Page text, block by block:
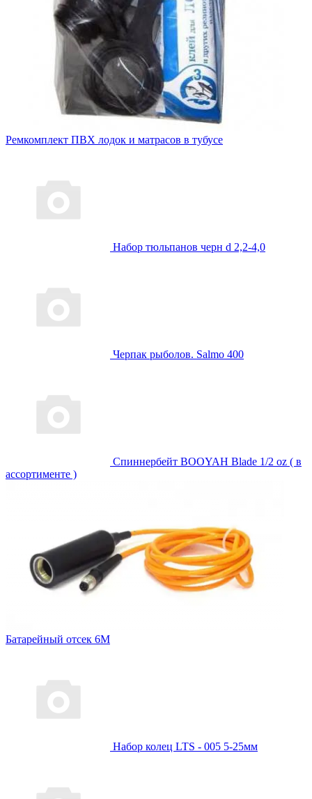
Ремкомплект ПВХ лодок и матрасов в тубусе
Набор тюльпанов черн d 2,2-4,0
Черпак рыболов. Salmo 400
Спиннербейт BOOYAH Blade 1/2 oz ( в
ассортименте )
Батарейный отсек 6М
Набор колец LTS - 005 5-25мм